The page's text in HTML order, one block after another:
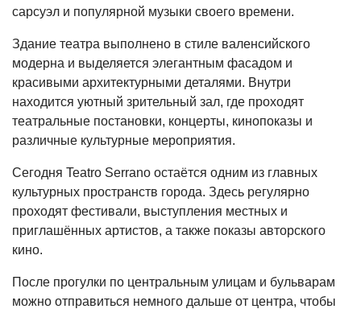
сарсуэл и популярной музыки своего времени.
Здание театра выполнено в стиле валенсийского
модерна и выделяется элегантным фасадом и
красивыми архитектурными деталями. Внутри
находится уютный зрительный зал, где проходят
театральные постановки, концерты, кинопоказы и
различные культурные мероприятия.
Сегодня Teatro Serrano остаётся одним из главных
культурных пространств города. Здесь регулярно
проходят фестивали, выступления местных и
приглашённых артистов, а также показы авторского
кино.
После прогулки по центральным улицам и бульварам
можно отправиться немного дальше от центра, чтобы